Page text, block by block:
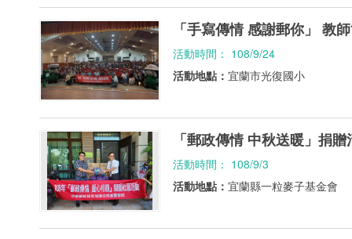
「手寫傳情 感謝郵你」 教
活動時間： 108/9/24
活動地點： 宜蘭市光復國小
「郵政傳情 中秋送暖」捐贈
活動時間： 108/9/3
活動地點： 宜蘭縣一粒麥子基金會